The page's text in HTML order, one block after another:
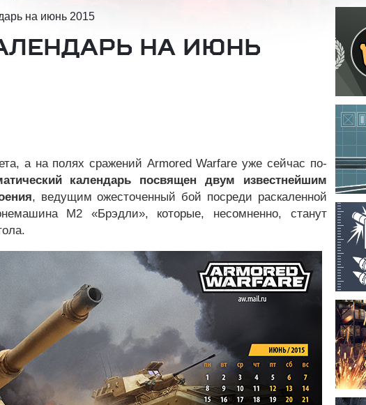
на июнь 2015
НА ИЮНЬ
а на полях сражений Armored Warfare уже сейчас по-
календарь посвящен двум известнейшим
, ведущим ожесточенный бой посреди раскаленной
М2 «Брэдли», которые, несомненно, станут